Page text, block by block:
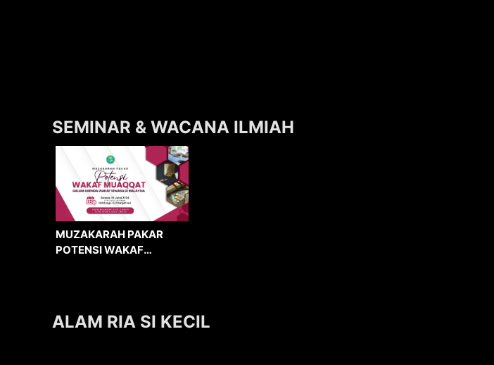
SEMINAR & WACANA ILMIAH
MUZAKARAH PAKAR
POTENSI WAKAF
ALAM RIA SI KECIL